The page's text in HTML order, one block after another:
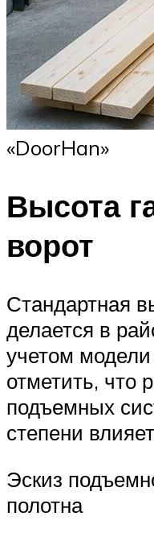
«DoorHan»
Высота
ворот
Стандартная
делается в
учетом
отметить, что
подъемных
степени
Эскиз
полотна